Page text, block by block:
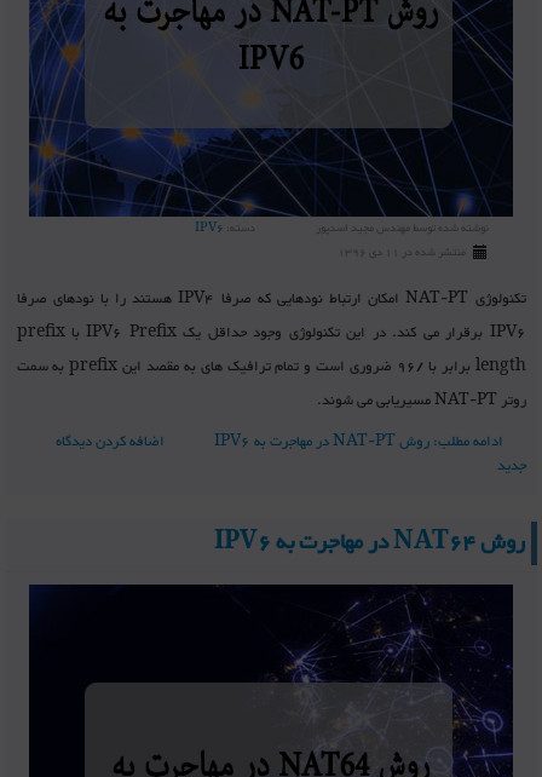
نوشته شده توسطمهندس مجید اسدپور دسته: IPV6
منتشر شده در 11 دی 1396
تکنولوژی NAT-PT امکان ارتباط نودهایی که صرفا IPV4 هستند را با نودهای صرفا
IPV6 برقرار می کند. در این تکنولوژی وجود حداقل یک IPV6 Prefix با prefix
length برابر با /96 ضروری است و تمام ترافیک های به مقصد این prefix به سمت
روتر NAT-PT مسیریابی می شوند.
ادامه مطلب: روش NAT-PT در مهاجرت به IPV6
اضافه کردن دیدگاه
جدید
روش NAT64 در مهاجرت به IPV6